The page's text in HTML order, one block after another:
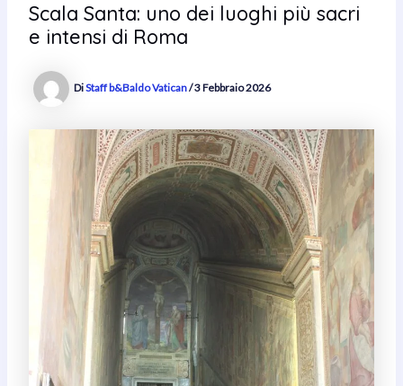
Scala Santa: uno dei luoghi più sacri
e intensi di Roma
DiStaff b&Baldo Vatican/3 Febbraio 2026